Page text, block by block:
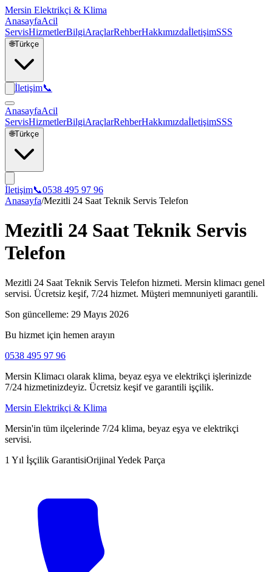
Mersin Elektrikçi & Klima
AnasayfaAcil
ServisHizmetlerBilgiAraçlarRehberHakkımızdaİletişimSSS
🌐Türkçe
İletişim📞
AnasayfaAcil
ServisHizmetlerBilgiAraçlarRehberHakkımızdaİletişimSSS
🌐Türkçe
İletişim📞0538 495 97 96
Anasayfa/Mezitli 24 Saat Teknik Servis Telefon
Mezitli 24 Saat Teknik Servis
Telefon
Mezitli 24 Saat Teknik Servis Telefon hizmeti. Mersin klimacı genel
servisi. Ücretsiz keşif, 7/24 hizmet. Müşteri memnuniyeti garantili.
Son güncelleme: 29 Mayıs 2026
Bu hizmet için hemen arayın
0538 495 97 96
Mersin Klimacı olarak klima, beyaz eşya ve elektrikçi işlerinizde
7/24 hizmetinizdeyiz. Ücretsiz keşif ve garantili işçilik.
Mersin Elektrikçi & Klima
Mersin'in tüm ilçelerinde 7/24 klima, beyaz eşya ve elektrikçi
servisi.
1 Yıl İşçilik GarantisiOrijinal Yedek Parça